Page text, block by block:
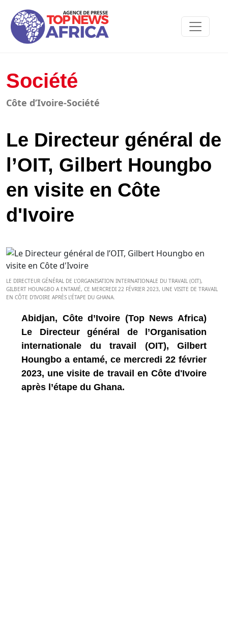
Société
Côte d’Ivoire-Société
Le Directeur général de
l’OIT, Gilbert Houngbo
en visite en Côte
d'Ivoire
LE DIRECTEUR GÉNÉRAL DE L’ORGANISATION INTERNATIONALE DU TRAVAIL (OIT),
GILBERT HOUNGBO A ENTAMÉ, CE MERCREDI 22 FÉVRIER 2023, UNE VISITE DE TRAVAIL
EN CÔTE D'IVOIRE APRÈS L’ÉTAPE DU GHANA.
Abidjan, Côte d’Ivoire (Top News Africa)
Le Directeur général de l’Organisation
internationale du travail (OIT), Gilbert
Houngbo a entamé, ce mercredi 22 février
2023, une visite de travail en Côte d'Ivoire
après l’étape du Ghana.